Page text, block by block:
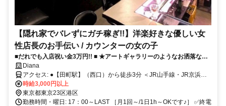
【隠れ家でバレずにガチ稼ぎ!!】洋楽好きな優しい女
性店長のお手伝い / カウンターの女の子
■だれでも入店祝い金3万円!! ■ ★アートギャラリーのようなお洒落な空
間★ やさしい女性店長で安心！隠れ家営業で身バレなし！【ノルマな
し・連絡交換自由・送りあり・全額日払い】
Diana
アクセス: ●【田町駅】（西口）から徒歩3分 ＜JR山手線・JR京浜東
北線＞ ●【三田駅】（A3出口）から徒歩1分 ＜都営三田線/都営浅草線
＞
時給3,000円以上
東京都東京23区港区
勤務時間・曜日: 17：00～LAST ［月1回～/1日1h～OKです♪］ ✅終電